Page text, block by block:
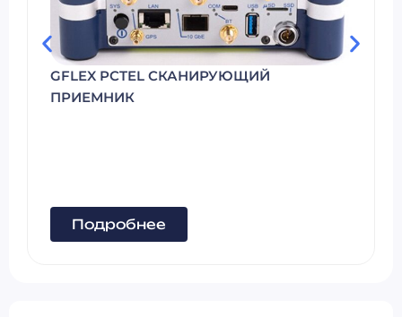
GFLEX PCTEL СКАНИРУЮЩИЙ
ПРИЕМНИК
Подробнее